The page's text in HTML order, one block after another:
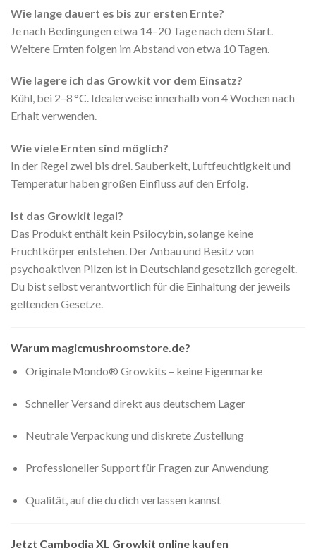
Wie lange dauert es bis zur ersten Ernte?
Je nach Bedingungen etwa 14–20 Tage nach dem Start.
Weitere Ernten folgen im Abstand von etwa 10 Tagen.
Wie lagere ich das Growkit vor dem Einsatz?
Kühl, bei 2–8 °C. Idealerweise innerhalb von 4 Wochen nach
Erhalt verwenden.
Wie viele Ernten sind möglich?
In der Regel zwei bis drei. Sauberkeit, Luftfeuchtigkeit und
Temperatur haben großen Einfluss auf den Erfolg.
Ist das Growkit legal?
Das Produkt enthält kein Psilocybin, solange keine
Fruchtkörper entstehen. Der Anbau und Besitz von
psychoaktiven Pilzen ist in Deutschland gesetzlich geregelt.
Du bist selbst verantwortlich für die Einhaltung der jeweils
geltenden Gesetze.
Warum magicmushroomstore.de?
Originale Mondo® Growkits – keine Eigenmarke
Schneller Versand direkt aus deutschem Lager
Neutrale Verpackung und diskrete Zustellung
Professioneller Support für Fragen zur Anwendung
Qualität, auf die du dich verlassen kannst
Jetzt Cambodia XL Growkit online kaufen